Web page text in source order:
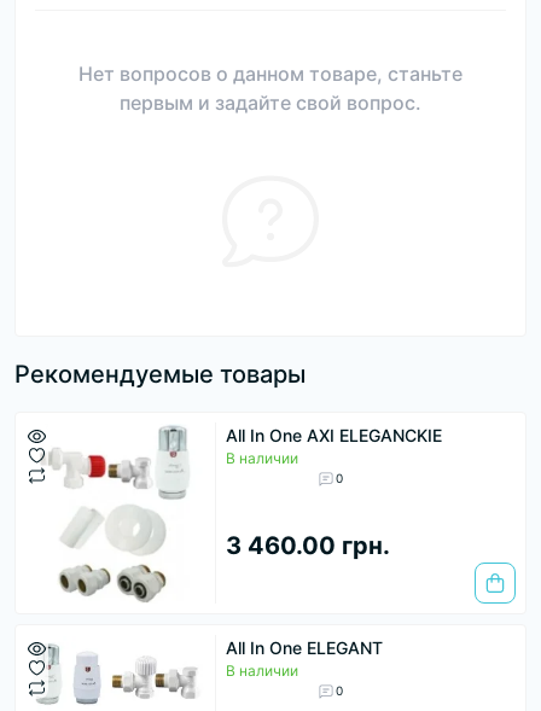
Нет вопросов о данном товаре, станьте
первым и задайте свой вопрос.
Рекомендуемые товары
All In One AXI ELEGANCKIE
В наличии
0
3 460.00 грн.
All In One ELEGANT
В наличии
0